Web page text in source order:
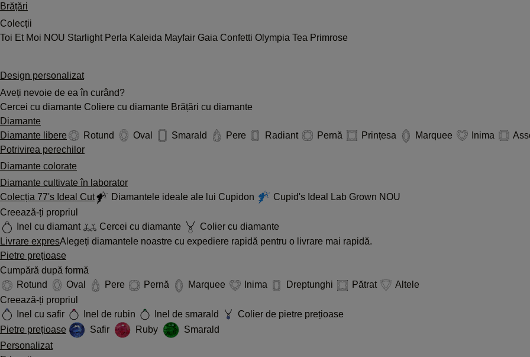
Brățări
Colecții
Toi Et Moi NOU Starlight Perla Kaleida Mayfair Gaia Confetti Olympia Tea Primrose
Design personalizat
Aveți nevoie de ea în curând?
Cercei cu diamante Coliere cu diamante Brățări cu diamante
Diamante
Diamante libere
Rotund Oval Smarald Pere Radiant Pernă Prințesa Marquee Inima
Potrivirea perechilor
Diamante colorate
Diamante cultivate în laborator
Colecția 77's Ideal Cut
Diamantele ideale ale lui Cupidon Cupid's Ideal Lab Grown NOU
Creează-ți propriul
Inel cu diamant
Cercei cu diamante
Colier cu diamante
Livrare expresAlegeți diamantele noastre cu expediere rapidă pentru o livrare mai rapidă.
Pietre prețioase
Cumpără după formă
Rotund
Oval Pere Pernă Marquee Inima Dreptunghi Pătrat
Altele
Creează-ți propriul
Inel cu safir
Inel de rubin Inel de smarald
Colier de pietre prețioase
Pietre prețioase
Safir Ruby
Smarald
Personalizat